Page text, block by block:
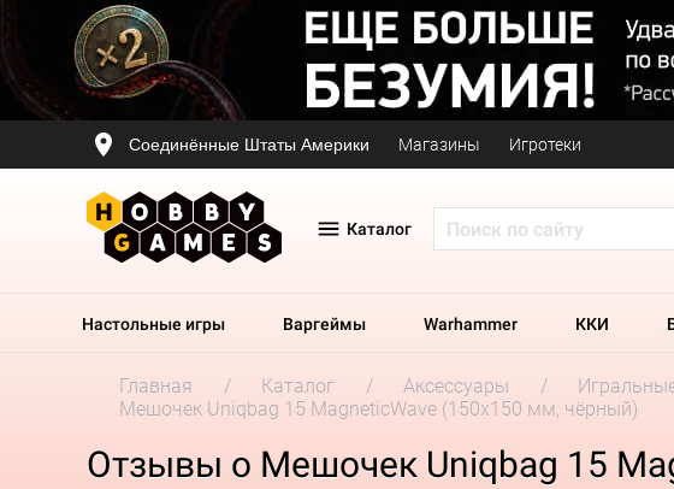
Соединённые Штаты Америки Магазины Игротеки
Каталог
Настольные игры Варгеймы Warhammer ККИ
Главная Каталог Аксессуары
Мешочек Uniqbag 15 MagneticWave (150х150 мм, чёрный)
Отзывы о Мешочек Uniqbag 15